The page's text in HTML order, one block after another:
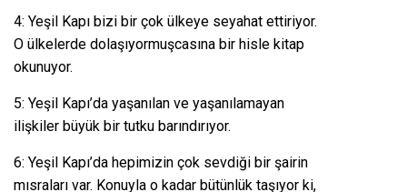
4: Yeşil Kapı bizi bir çok ülkeye seyahat ettiriyor.
O ülkelerde dolaşıyormuşcasına bir hisle kitap
okunuyor.
5: Yeşil Kapı’da yaşanılan ve yaşanılamayan
ilişkiler büyük bir tutku barındırıyor.
6: Yeşil Kapı’da hepimizin çok sevdiği bir şairin
mısraları var. Konuyla o kadar bütünlük taşıyor ki,